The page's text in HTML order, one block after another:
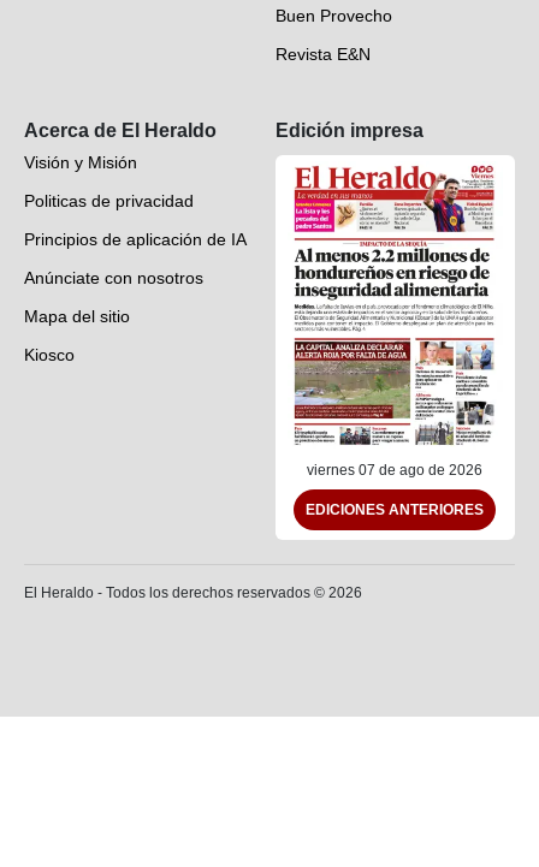
Buen Provecho
Revista E&N
Acerca de El Heraldo
Visión y Misión
Politicas de privacidad
Principios de aplicación de IA
Anúnciate con nosotros
Mapa del sitio
Kiosco
Edición impresa
viernes 07 de ago de 2026
EDICIONES ANTERIORES
El Heraldo - Todos los derechos reservados © 2026